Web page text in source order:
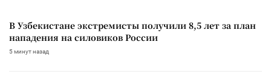
В Узбекистане экстремисты получили 8,5 лет за план
нападения на силовиков России
5 минут назад